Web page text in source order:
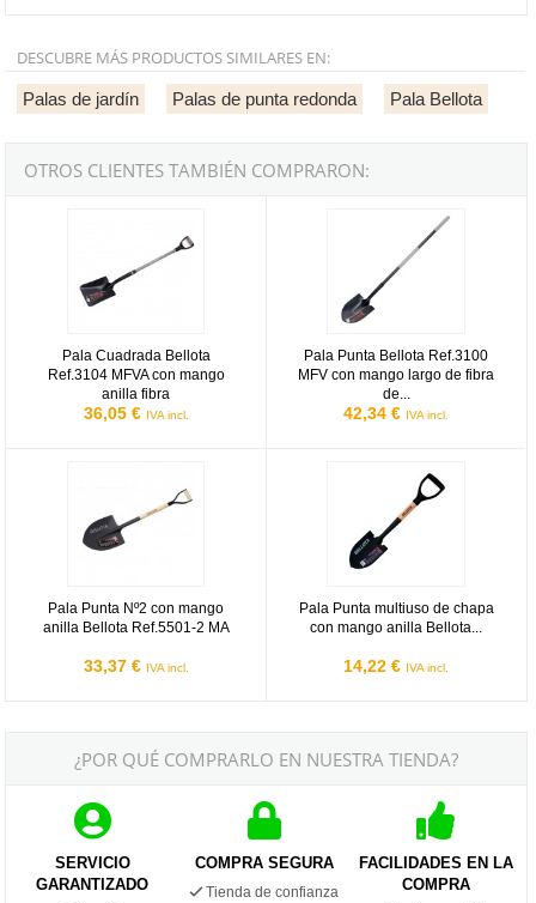
DESCUBRE MÁS PRODUCTOS SIMILARES EN:
Palas de jardín Palas de punta redonda Pala Bellota
OTROS CLIENTES TAMBIÉN COMPRARON:
Pala Cuadrada Bellota
Ref.3104 MFVA con mango
anilla fibra
36,05 € IVA incl.
Pala Punta Bellota Ref.3100
MFV con mango largo de fibra
de...
42,34 € IVA incl.
Pala Punta Nº2 con mango
anilla Bellota Ref.5501-2 MA
33,37 € IVA incl.
Pala Punta multiuso de chapa
con mango anilla Bellota...
14,22 € IVA incl.
¿POR QUÉ COMPRARLO EN NUESTRA TIENDA?
SERVICIO
GARANTIZADO
COMPRA SEGURA
Tienda de confianza
FACILIDADES EN LA
COMPRA